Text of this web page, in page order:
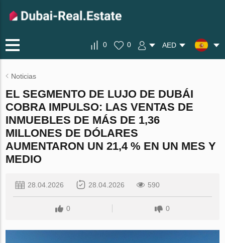
0 0 AED
Noticias
EL SEGMENTO DE LUJO DE DUBÁI
COBRA IMPULSO: LAS VENTAS DE
INMUEBLES DE MÁS DE 1,36
MILLONES DE DÓLARES
AUMENTARON UN 21,4 % EN UN MES Y
MEDIO
28.04.2026 28.04.2026 590
0 0